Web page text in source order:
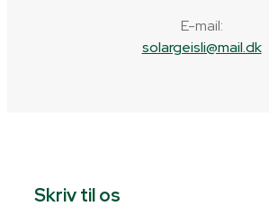
E-mail:
solargeisli@mail.dk
Skriv til os